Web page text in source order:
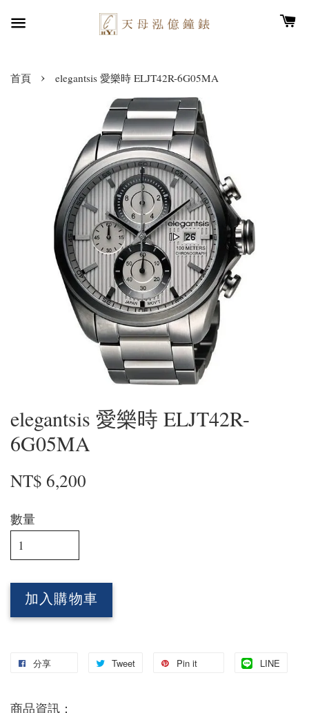
首頁 › elegantsis 愛樂時 ELJT42R-6G05MA
elegantsis 愛樂時 ELJT42R-
6G05MA
NT$ 6,200
數量
加入購物車
分享 Tweet Pin it LINE
商品資訊：